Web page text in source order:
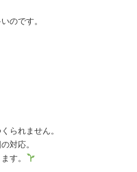
のです。
られません。
対応。
す。